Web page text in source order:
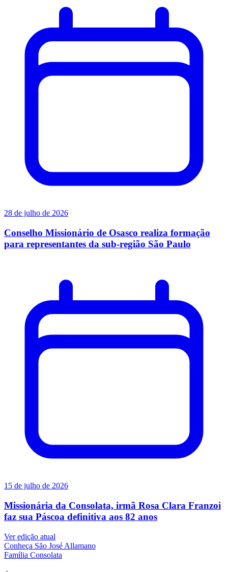
28 de julho de 2026
Conselho Missionário de Osasco realiza formação
para representantes da sub-região São Paulo
15 de julho de 2026
Missionária da Consolata, irmã Rosa Clara Franzoi
faz sua Páscoa definitiva aos 82 anos
Ver edição atual
Conheça São José Allamano
Família Consolata